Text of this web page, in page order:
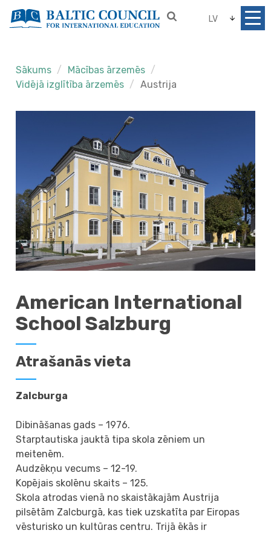
LV
Sākums
Mācības ārzemēs
Vidējā izglītība ārzemēs
Austrija
American International
School Salzburg
Atrašanās vieta
Zalcburga
Dibināšanas gads – 1976.
Starptautiska jauktā tipa skola zēniem un
meitenēm.
Audzēkņu vecums – 12-19.
Kopējais skolēnu skaits – 125.
Skola atrodas vienā no skaistākajām Austrija
pilsētām Zalcburgā, kas tiek uzskatīta par Eiropas
vēsturisko un kultūras centru. Trijā ēkās ir